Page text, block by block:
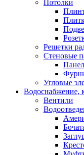
Потолки
Решетки
Стеновые
Угловые
Водоснабжение,
Вентили